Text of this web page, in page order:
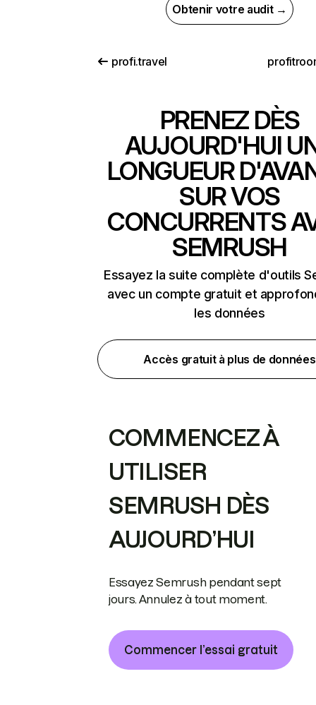
Obtenir votre audit →
profi.travel
PRENEZ DÈS
AUJOURD'HUI
LONGUEUR
SUR VOS
CONCURRENTS
SEMRUSH
Essayez la suite complète d'outils
avec un compte gratuit et
les données
Accès gratuit à plus de données
COMMENCEZ À
UTILISER
SEMRUSH DÈS
AUJOURD’HUI
Essayez Semrush pendant sept
jours. Annulez à tout moment.
Commencer l’essai gratuit